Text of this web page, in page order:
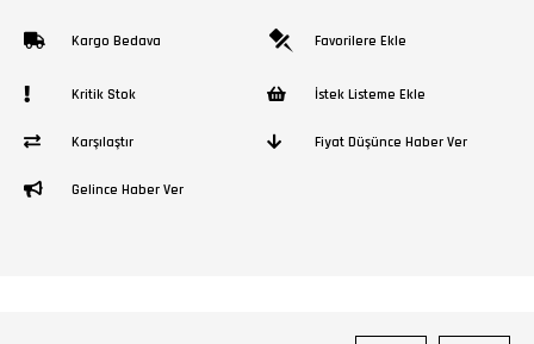
Kargo Bedava Favorilere Ekle
Kritik Stok İstek Listeme Ekle
Karşılaştır Fiyat Düşünce Haber Ver
Gelince Haber Ver